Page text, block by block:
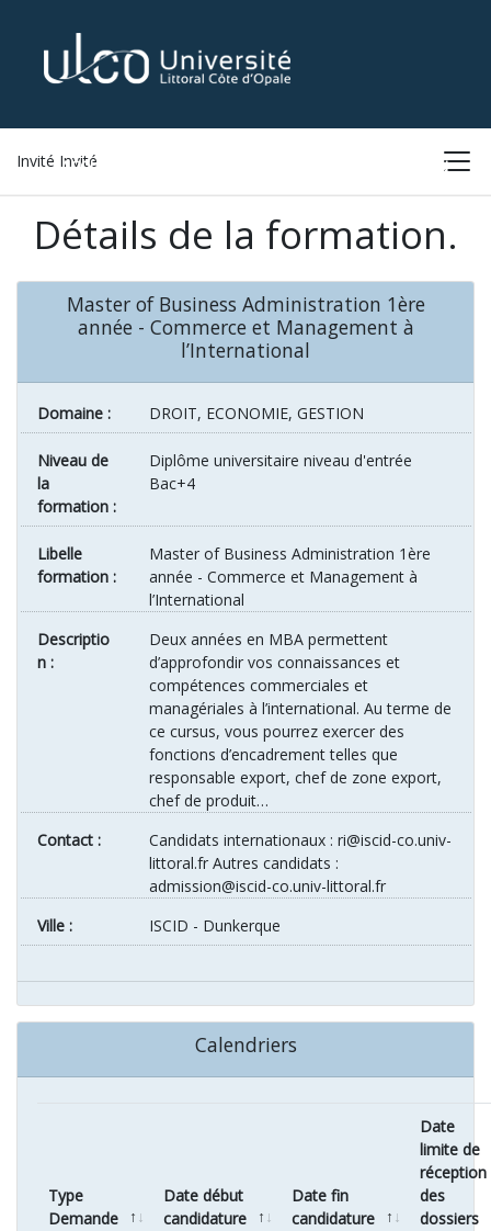
Invité Invité
ACCUEIL CONNEXION
Détails de la formation.
Master of Business Administration 1ère
année - Commerce et Management à
l’International
Domaine : DROIT, ECONOMIE, GESTION
Niveau de
la
formation :
Diplôme universitaire niveau d'entrée
Bac+4
Libelle
formation :
Master of Business Administration 1ère
année - Commerce et Management à
l’International
Descriptio
n :
Deux années en MBA permettent
d’approfondir vos connaissances et
compétences commerciales et
managériales à l’international. Au terme de
ce cursus, vous pourrez exercer des
fonctions d’encadrement telles que
responsable export, chef de zone export,
chef de produit…
Contact :
Candidats internationaux : ri@iscid-co.univ-
littoral.fr Autres candidats :
admission@iscid-co.univ-littoral.fr
ville :
ISCID - Dunkerque
Calendriers
Type
Demande
Date début
candidature
Date fin
candidature
Date
limite de
réception
des
dossiers